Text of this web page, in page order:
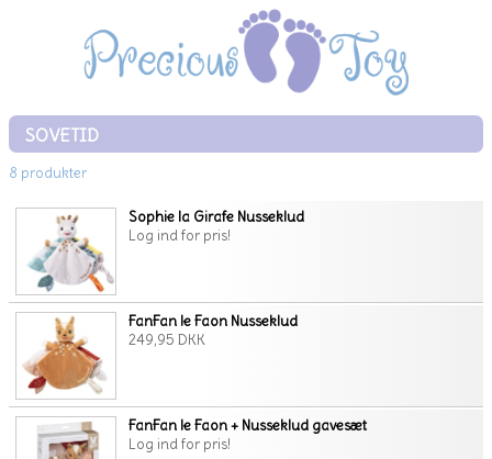
SOVETID
8 produkter
Sophie la Girafe Nusseklud
Log ind for pris!
FanFan le Faon Nusseklud
249,95 DKK
FanFan le Faon + Nusseklud gavesæt
Log ind for pris!